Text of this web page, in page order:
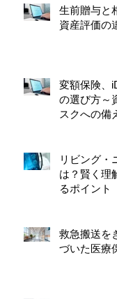
生前贈与と
資産評価の
変額保険、
の選び方～
スクへの備
リビング・
は？賢く理
るポイント
救急搬送を
づいた医療